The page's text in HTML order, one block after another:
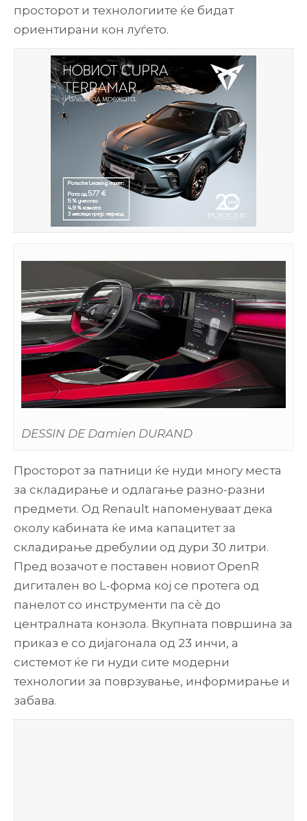
просторот и технологиите ќе бидат
ориентирани кон луѓето.
DESSIN DE Damien DURAND
Просторот за патници ќе нуди многу места
за складирање и одлагање разно-разни
предмети. Од Renault напоменуваат дека
околу кабината ќе има капацитет за
складирање дребулии од дури 30 литри.
Пред возачот е поставен новиот OpenR
дигитален во L-форма кој се протега од
панелот со инструменти па сè до
централната конзола. Вкупната површина за
приказ е со дијагонала од 23 инчи, а
системот ќе ги нуди сите модерни
технологии за поврзување, информирање и
забава.